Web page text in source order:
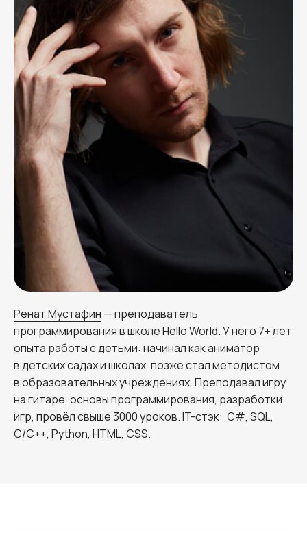
Ренат Мустафин — преподаватель
программирования в школе Hello World. У него 7+ лет
опыта работы с детьми: начинал как аниматор
в детских садах и школах, позже стал методистом
в образовательных учреждениях. Преподавал игру
на гитаре, основы программирования, разработки
игр, провёл свыше 3000 уроков. IT-стэк: C#, SQL,
C/C++, Python, HTML, CSS.